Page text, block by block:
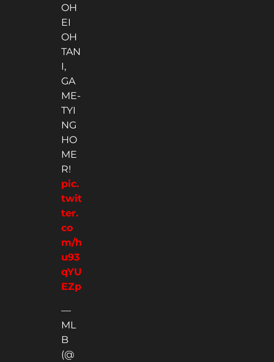
OH
EI
OH
TAN
I,
GA
ME-
TYI
NG
HO
ME
R!
pic.
twit
ter.
co
m/h
u93
qYU
EZp
—
ML
B
(@